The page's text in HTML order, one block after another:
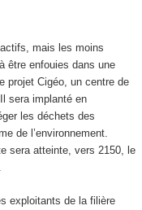
mais les moins
être enfouies dans une
projet Cigéo, un centre de
sera implanté en
les déchets des
de l’environnement.
sera atteinte, vers 2150, le
exploitants de la filière